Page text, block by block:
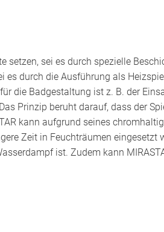
setzen, sei es durch spezielle
es durch die Ausführung als
die Badgestaltung ist z. B. der
Prinzip beruht darauf, dass der
kann aufgrund seines
Zeit in Feuchträumen eingesetzt
ist. Zudem kann